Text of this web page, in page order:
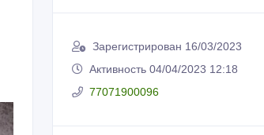
Зарегистрирован 16/03/2023
Активность 04/04/2023 12:18
77071900096